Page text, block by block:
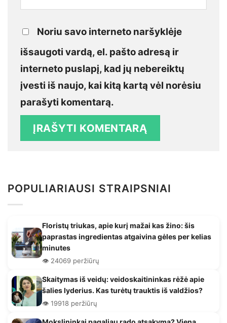
Noriu savo interneto naršyklėje
išsaugoti vardą, el. pašto adresą ir
interneto puslapį, kad jų nebereiktų
įvesti iš naujo, kai kitą kartą vėl norėsiu
parašyti komentarą.
POPULIARIAUSI STRAIPSNIAI
Floristų triukas, apie kurį mažai kas žino: šis
paprastas ingredientas atgaivina gėles per kelias
minutes
👁️ 24069 peržiūrų
Skaitymas iš veidų: veidoskaitininkas rėžė apie
šalies lyderius. Kas turėtų trauktis iš valdžios?
👁️ 19918 peržiūrų